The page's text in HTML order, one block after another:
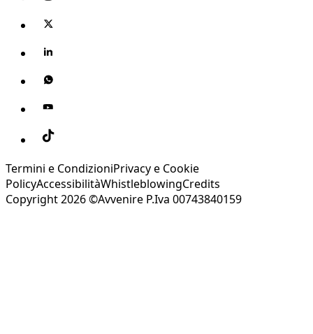
Termini e CondizioniPrivacy e Cookie
PolicyAccessibilitàWhistleblowingCredits
Copyright 2026 ©Avvenire P.Iva 00743840159